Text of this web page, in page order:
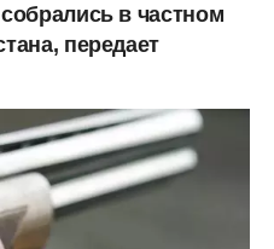
в частном
передает